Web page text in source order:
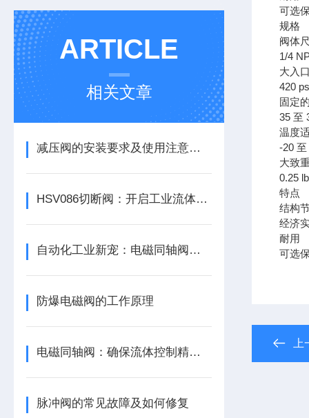
ARTICLE
相关文章
减压阀的安装要求及使用注意事项
HSV086切断阀：开启工业流体控制的新篇章
自动化工业新宠：电磁同轴阀的高效节能解决方案
防爆电磁阀的工作原理
电磁同轴阀：确保流体控制精准，提升工业自动化水平
脉冲阀的常见故障及如何修复
可选
规格
阀体
1/4
大入
420
固定
35 至
温度
-20
大致
0.25
特点
结构
经济
耐用
可选